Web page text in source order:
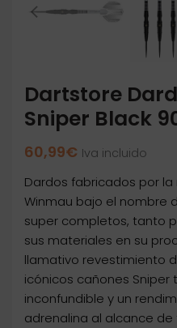
Dartstore
Sniper Black
60,99€ Iva incluido
Dardos fabricados por
Winmau bajo el nombre
super completos, tanto
sus materiales en su
llamativo revestimiento
icónicos cañones Sniper
inconfundible y un
adrenalina al alcance de